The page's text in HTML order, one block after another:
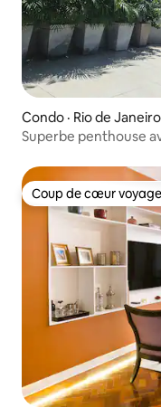
Condo · Rio de Janeiro
Superbe penthouse
Coup de cœur
Coup de cœur